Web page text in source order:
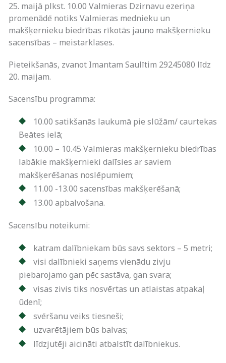
25. maijā plkst. 10.00 Valmieras Dzirnavu ezeriņa
promenādē notiks Valmieras mednieku un
makšķernieku biedrības rīkotās jauno makšķernieku
sacensības – meistarklases.
Pieteikšanās, zvanot Imantam Saulītim 29245080 līdz
20. maijam.
Sacensību programma:
10.00 satikšanās laukumā pie slūžām/ caurtekas
Beātes ielā;
10.00 – 10.45 Valmieras makšķernieku biedrības
labākie makšķernieki dalīsies ar saviem
makšķerēšanas noslēpumiem;
11.00 -13.00 sacensības makšķerēšanā;
13.00 apbalvošana.
Sacensību noteikumi:
katram dalībniekam būs savs sektors – 5 metri;
visi dalībnieki saņems vienādu zivju
piebarojamo gan pēc sastāva, gan svara;
visas zivis tiks nosvērtas un atlaistas atpakaļ
ūdenī;
svēršanu veiks tiesneši;
uzvarētājiem būs balvas;
līdzjutēji aicināti atbalstīt dalībniekus.